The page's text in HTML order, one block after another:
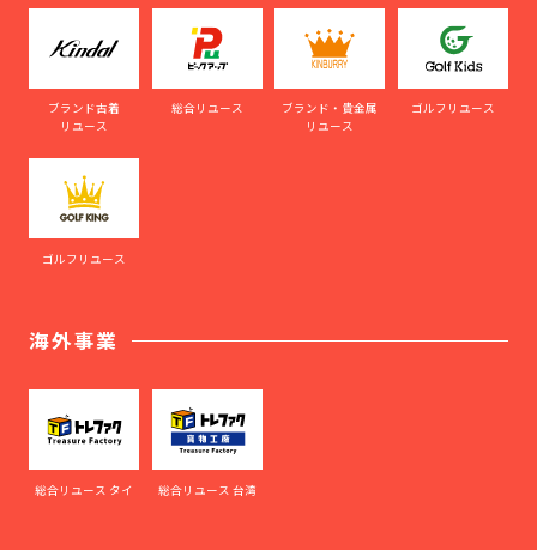
ブランド古着
リユース
総合リユース
ブランド・貴金属
リユース
ゴルフリユース
ゴルフリユース
海外事業
総合リユース タイ 総合リユース 台湾